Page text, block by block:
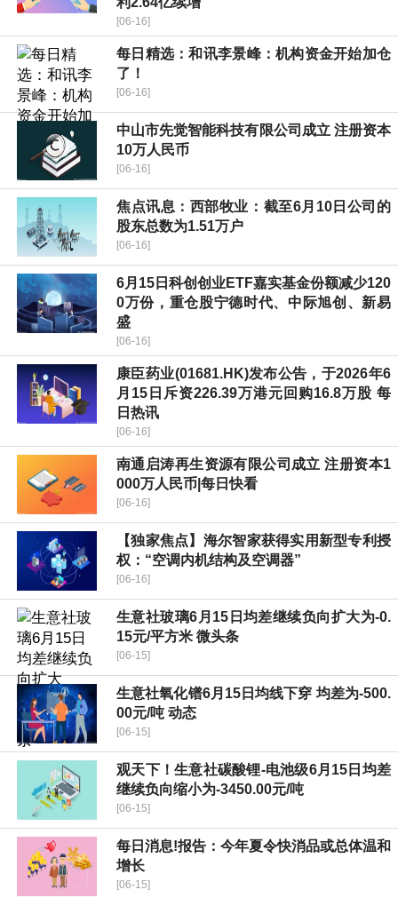
[06-16]
每日精选：和讯李景峰：机构资金开始加仓
了！
[06-16]
中山市先觉智能科技有限公司成立 注册资本
10万人民币
[06-16]
焦点讯息：西部牧业：截至6月10日公司的
股东总数为1.51万户
[06-16]
6月15日科创创业ETF嘉实基金份额减少120
0万份，重仓股宁德时代、中际旭创、新易
盛
[06-16]
康臣药业(01681.HK)发布公告，于2026年6
月15日斥资226.39万港元回购16.8万股 每
日热讯
[06-16]
南通启涛再生资源有限公司成立 注册资本1
000万人民币|每日快看
[06-16]
【独家焦点】海尔智家获得实用新型专利授
权：“空调内机结构及空调器”
[06-16]
生意社玻璃6月15日均差继续负向扩大为-0.
15元/平方米 微头条
[06-15]
生意社氧化镨6月15日均线下穿 均差为-500.
00元/吨 动态
[06-15]
观天下！生意社碳酸锂-电池级6月15日均差
继续负向缩小为-3450.00元/吨
[06-15]
每日消息!报告：今年夏令快消品或总体温和
增长
[06-15]